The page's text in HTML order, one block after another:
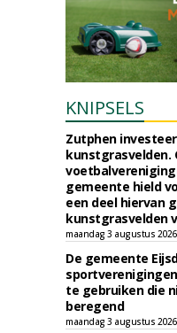
KNIPSELS
Zutphen
kunstgrasvelden.
gemeente hield
een deel hiervan
kunstgrasvelden
maandag 3 augustus 2026
De gemeente
te gebruiken die
beregend
maandag 3 augustus 2026